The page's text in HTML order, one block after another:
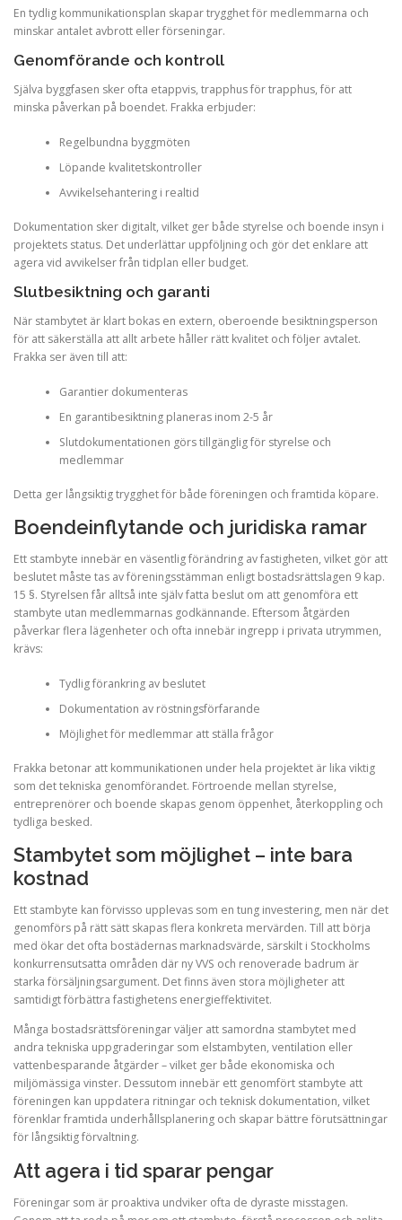
En tydlig kommunikationsplan skapar trygghet för medlemmarna och
minskar antalet avbrott eller förseningar.
Genomförande och kontroll
Själva byggfasen sker ofta etappvis, trapphus för trapphus, för att
minska påverkan på boendet. Frakka erbjuder:
Regelbundna byggmöten
Löpande kvalitetskontroller
Avvikelsehantering i realtid
Dokumentation sker digitalt, vilket ger både styrelse och boende insyn i
projektets status. Det underlättar uppföljning och gör det enklare att
agera vid avvikelser från tidplan eller budget.
Slutbesiktning och garanti
När stambytet är klart bokas en extern, oberoende besiktningsperson
för att säkerställa att allt arbete håller rätt kvalitet och följer avtalet.
Frakka ser även till att:
Garantier dokumenteras
En garantibesiktning planeras inom 2-5 år
Slutdokumentationen görs tillgänglig för styrelse och
medlemmar
Detta ger långsiktig trygghet för både föreningen och framtida köpare.
Boendeinflytande och juridiska ramar
Ett stambyte innebär en väsentlig förändring av fastigheten, vilket gör att
beslutet måste tas av föreningsstämman enligt bostadsrättslagen 9 kap.
15 §. Styrelsen får alltså inte själv fatta beslut om att genomföra ett
stambyte utan medlemmarnas godkännande. Eftersom åtgärden
påverkar flera lägenheter och ofta innebär ingrepp i privata utrymmen,
krävs:
Tydlig förankring av beslutet
Dokumentation av röstningsförfarande
Möjlighet för medlemmar att ställa frågor
Frakka betonar att kommunikationen under hela projektet är lika viktig
som det tekniska genomförandet. Förtroende mellan styrelse,
entreprenörer och boende skapas genom öppenhet, återkoppling och
tydliga besked.
Stambytet som möjlighet – inte bara
kostnad
Ett stambyte kan förvisso upplevas som en tung investering, men när det
genomförs på rätt sätt skapas flera konkreta mervärden. Till att börja
med ökar det ofta bostädernas marknadsvärde, särskilt i Stockholms
konkurrensutsatta områden där ny VVS och renoverade badrum är
starka försäljningsargument. Det finns även stora möjligheter att
samtidigt förbättra fastighetens energieffektivitet.
Många bostadsrättsföreningar väljer att samordna stambytet med
andra tekniska uppgraderingar som elstambyten, ventilation eller
vattenbesparande åtgärder – vilket ger både ekonomiska och
miljömässiga vinster. Dessutom innebär ett genomfört stambyte att
föreningen kan uppdatera ritningar och teknisk dokumentation, vilket
förenklar framtida underhållsplanering och skapar bättre förutsättningar
för långsiktig förvaltning.
Att agera i tid sparar pengar
Föreningar som är proaktiva undviker ofta de dyraste misstagen.